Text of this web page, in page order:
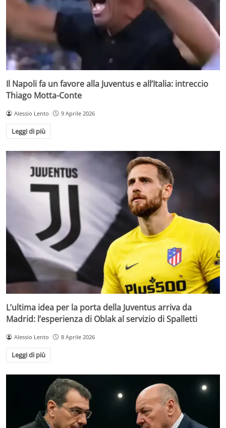
Il Napoli fa un favore alla Juventus e all’Italia: intreccio
Thiago Motta-Conte
Alessio Lento 9 Aprile 2026
Leggi di più
L’ultima idea per la porta della Juventus arriva da
Madrid: l’esperienza di Oblak al servizio di Spalletti
Alessio Lento 8 Aprile 2026
Leggi di più